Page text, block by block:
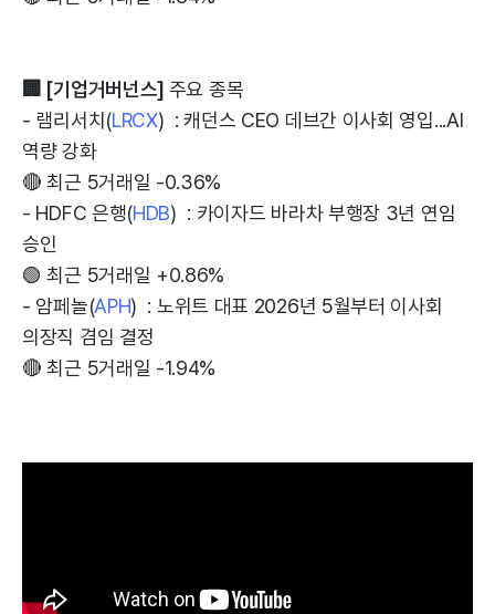
🏢 [기업거버넌스] 주요 종목
- 램리서치(LRCX) : 캐던스 CEO 데브간 이사회 영입...AI
역량 강화
🔴 최근 5거래일 -0.36%
- HDFC 은행(HDB) : 카이자드 바라차 부행장 3년 연임
승인
🟢 최근 5거래일 +0.86%
- 암페놀(APH) : 노위트 대표 2026년 5월부터 이사회
의장직 겸임 결정
🔴 최근 5거래일 -1.94%